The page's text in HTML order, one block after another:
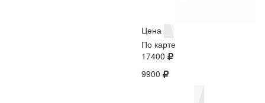
Цена
По карте
17400
9900